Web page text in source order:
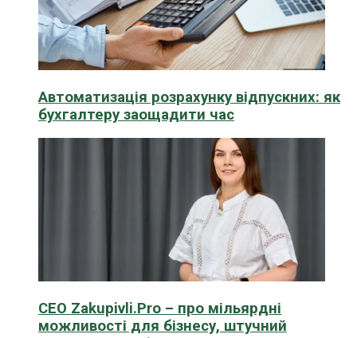
Автоматизація розрахунку відпускних: як
бухгалтеру заощадити час
CEO Zakupivli.Pro – про мільярдні
можливості для бізнесу, штучний